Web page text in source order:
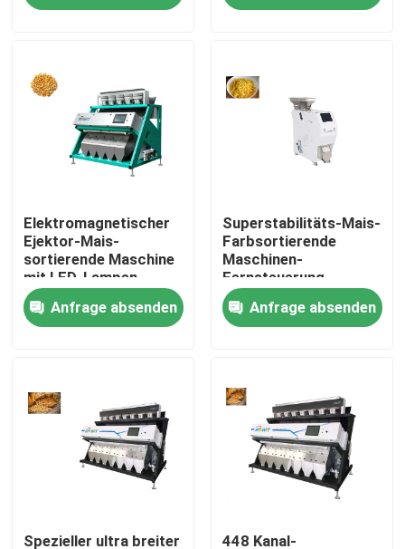
Über uns
Kontakte
Reisfarbsortierer
Kornfarbsortierer
Acajoubaumfarbsortierer
Erdnussfarbsortierer
Kaffeebohnen färben Sortierer
Elektromagnetischer
Ejektor-Mais-
sortierende Maschine
mit LED-Lampen-
hoher Geschwindigkeit
Anfrage absenden
Superstabilitäts-Mais-
Farbsortierende
Maschinen-
Fernsteuerung
Anfrage absenden
Spezieller ultra breiter 448 Kanal-